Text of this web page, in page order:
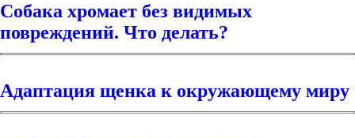
Собака хромает без видимых
повреждений. Что делать?
Адаптация щенка к окружающему миру